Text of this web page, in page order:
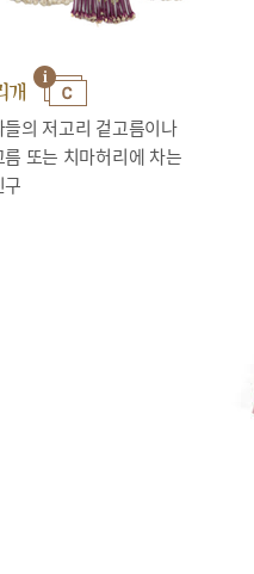
개
들의 저고리 겉고름이나
름 또는 치마허리에 차는
구